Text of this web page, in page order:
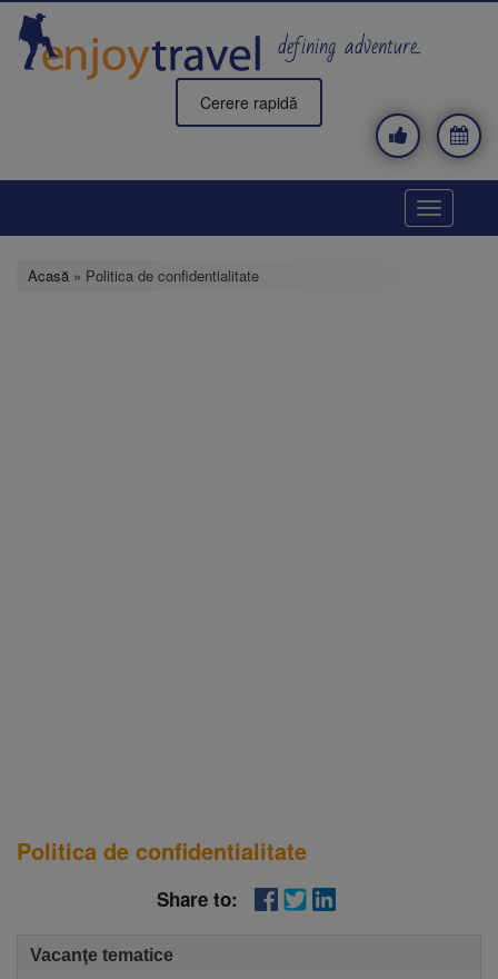
Mergi
conţinutul
principal
defining adventure..
Cerere rapidă
Toggle
Acasă » Politica de confidentialitate
Politica de confidentialitate
Share to:
Vacanţe tematice